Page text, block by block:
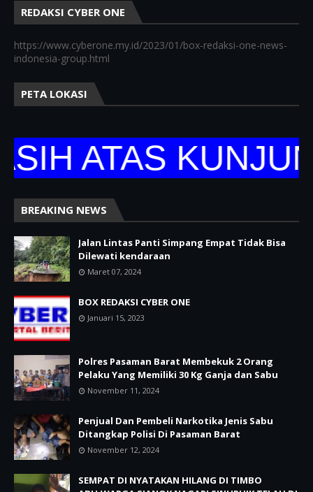
REDAKSI CYBER ONE
https://www.cyberone.my.id/2023/01/box-redaksi-one-news-
indonesia-group.html
PETA LOKASI
BREAKING NEWS
Jalan Lintas Panti Simpang Empat Tidak Bisa
Dilewati kendaraan
Maret 07, 2024
BOX REDAKSI CYBER ONE
Januari 15, 2023
Polres Pasaman Barat Membekuk 2 Orang
Pelaku Yang Memiliki 30 Kg Ganja dan Sabu
November 11, 2024
Penjual Dan Pembeli Narkotika Jenis Sabu
Ditangkap Polisi Di Pasaman Barat
November 12, 2024
SEMPAT DI NYATAKAN HILANG DI TIMBO